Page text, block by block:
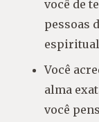
você de
pessoas
Você
alma
você